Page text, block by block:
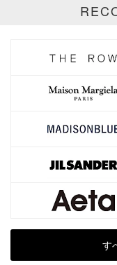
円～
再入荷
す